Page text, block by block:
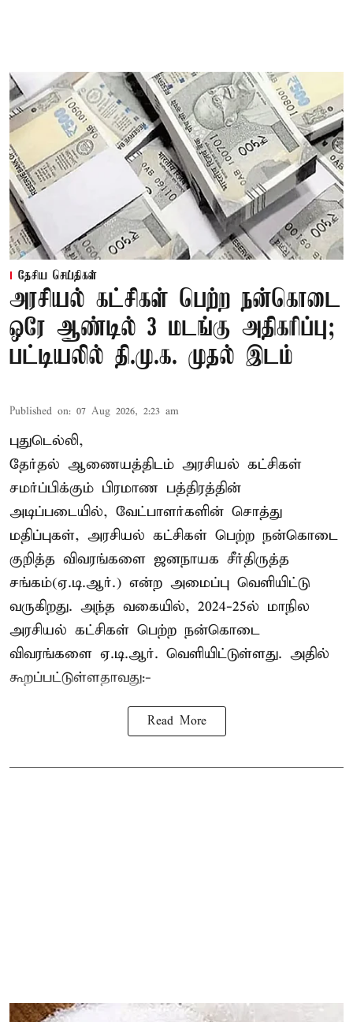
தேசிய செய்திகள்
அரசியல் கட்சிகள் பெற்ற நன்கொடை
ஒரே ஆண்டில் 3 மடங்கு அதிகரிப்பு;
பட்டியலில் தி.மு.க. முதல் இடம்
Published on: 07 Aug 2026, 2:23 am
புதுடெல்லி,
தேர்தல் ஆணையத்திடம் அரசியல் கட்சிகள்
சமர்ப்பிக்கும் பிரமாண பத்திரத்தின்
அடிப்படையில், வேட்பாளர்களின் சொத்து
மதிப்புகள், அரசியல் கட்சிகள் பெற்ற நன்கொடை
குறித்த விவரங்களை ஜனநாயக சீர்திருத்த
சங்கம்(ஏ.டி.ஆர்.) என்ற அமைப்பு வெளியிட்டு
வருகிறது. அந்த வகையில், 2024-25ல் மாநில
அரசியல் கட்சிகள் பெற்ற நன்கொடை
விவரங்களை ஏ.டி.ஆர். வெளியிட்டுள்ளது. அதில்
கூறப்பட்டுள்ளதாவது:-
Read More